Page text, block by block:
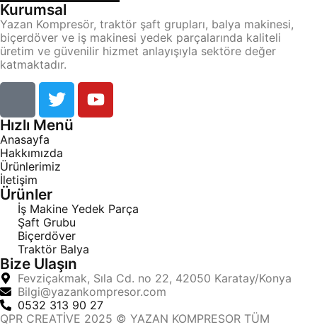
Kurumsal
Yazan Kompresör, traktör şaft grupları, balya makinesi,
biçerdöver ve iş makinesi yedek parçalarında kaliteli
üretim ve güvenilir hizmet anlayışıyla sektöre değer
katmaktadır.
Hızlı Menü
Anasayfa
Hakkımızda
Ürünlerimiz
İletişim
Ürünler
İş Makine Yedek Parça
Şaft Grubu
Biçerdöver
Traktör Balya
Bize Ulaşın
Fevziçakmak, Sıla Cd. no 22, 42050 Karatay/Konya
Bilgi@yazankompresor.com
0532 313 90 27
QPR CREATİVE 2025 © YAZAN KOMPRESOR TÜM